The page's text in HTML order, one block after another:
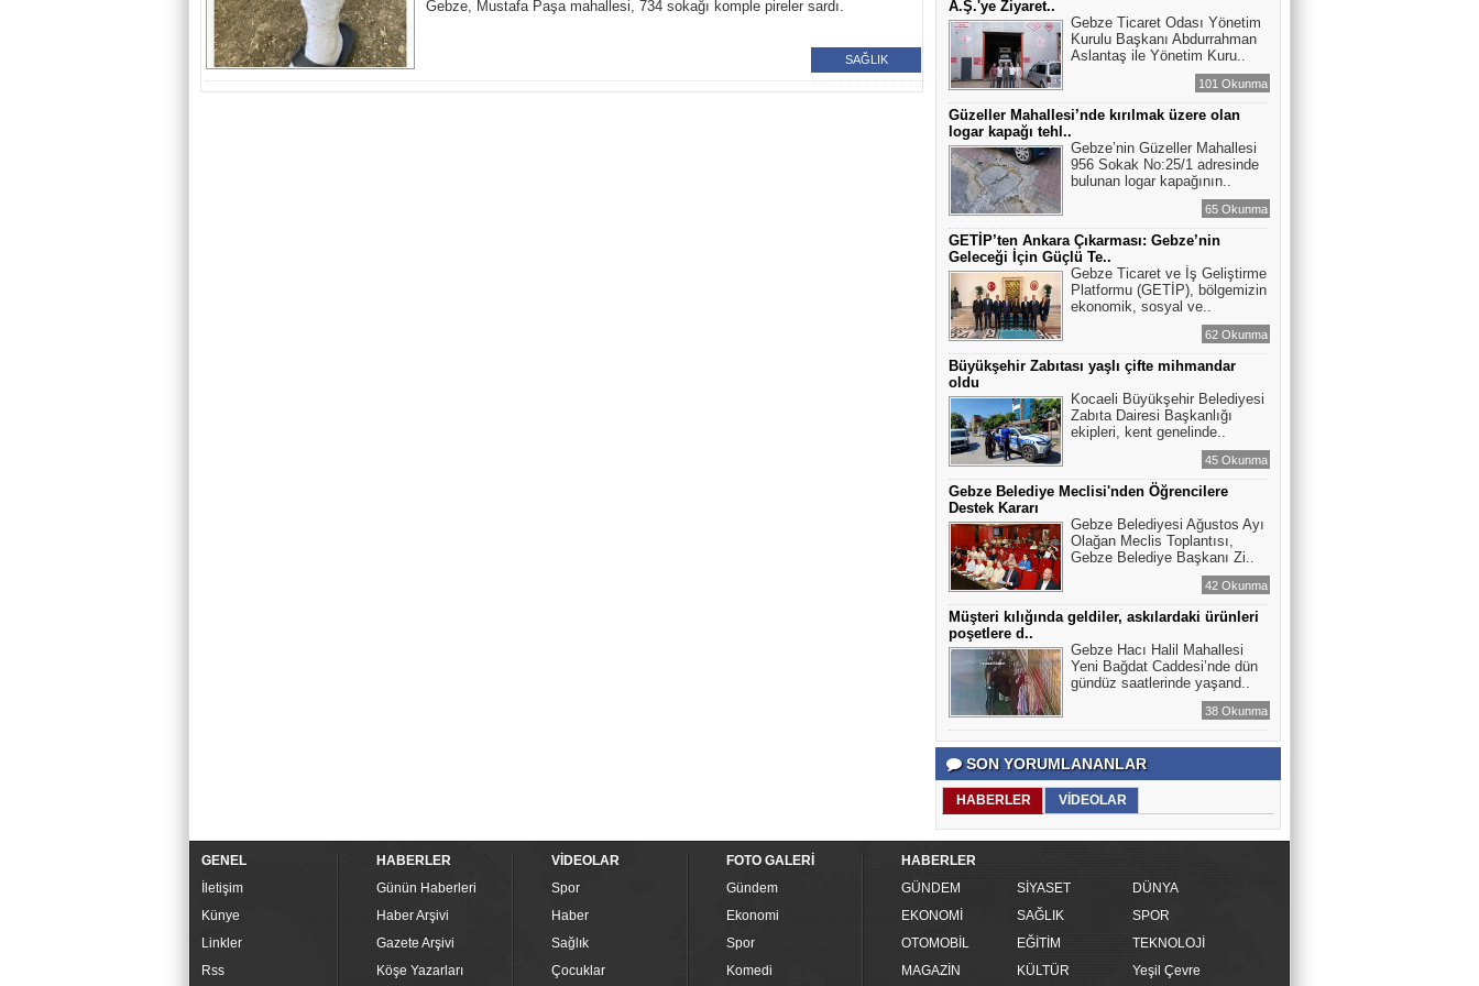
Gebze, Mustafa Paşa mahallesi, 734 sokağı komple pireler sardı.
SAĞLIK
A.Ş.'ye Ziyaret..
Gebze Ticaret Odası Yönetim
Kurulu Başkanı Abdurrahman
Aslantaş ile Yönetim Kuru..
101 Okunma
Güzeller Mahallesi’nde kırılmak üzere olan
logar kapağı tehl..
Gebze’nin Güzeller Mahallesi
956 Sokak No:25/1 adresinde
bulunan logar kapağının..
65 Okunma
GETİP’ten Ankara Çıkarması: Gebze’nin
Geleceği İçin Güçlü Te..
Gebze Ticaret ve İş Geliştirme
Platformu (GETİP), bölgemizin
ekonomik, sosyal ve..
62 Okunma
Büyükşehir Zabıtası yaşlı çifte mihmandar
oldu
Kocaeli Büyükşehir Belediyesi
Zabıta Dairesi Başkanlığı
ekipleri, kent genelinde..
45 Okunma
Gebze Belediye Meclisi'nden Öğrencilere
Destek Kararı
Gebze Belediyesi Ağustos Ayı
Olağan Meclis Toplantısı,
Gebze Belediye Başkanı Zi..
42 Okunma
Müşteri kılığında geldiler, askılardaki ürünleri
poşetlere d..
Gebze Hacı Halil Mahallesi
Yeni Bağdat Caddesi’nde dün
gündüz saatlerinde yaşand..
38 Okunma
SON YORUMLANANLAR
HABERLER VİDEOLAR
GENEL
İletişim
Künye
Linkler
Rss
HABERLER
Günün Haberleri
Haber Arşivi
Gazete Arşivi
Köşe Yazarları
VİDEOLAR
Spor
Haber
Sağlık
Çocuklar
FOTO GALERİ
Gündem
Ekonomi
Spor
Komedi
HABERLER
GÜNDEM
SİYASET
DÜNYA
EKONOMİ
SAĞLIK
SPOR
OTOMOBİL
EĞİTİM
TEKNOLOJİ
MAGAZİN
KÜLTÜR Yeşil Çevre